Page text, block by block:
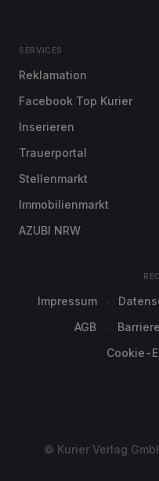
SERVICES
Reklamation
Facebook Top Kurier
Inserieren
Trauerportal
Stellenmarkt
Immobilienmarkt
AZUBI NRW
Impressum
AGB
Cookie-
© Kurier Verlag